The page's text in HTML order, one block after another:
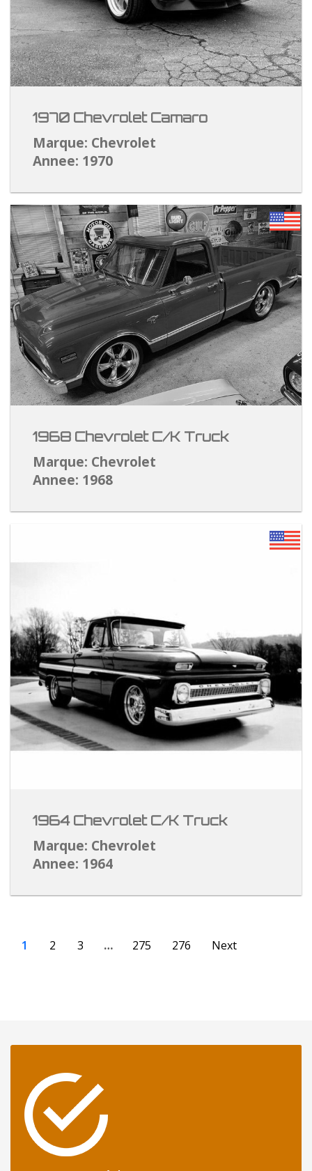
1970 Chevrolet Camaro
Marque: Chevrolet
Annee: 1970
1968 Chevrolet C/K Truck
Marque: Chevrolet
Annee: 1968
1964 Chevrolet C/K Truck
Marque: Chevrolet
Annee: 1964
1 2 3 … 275 276 Next